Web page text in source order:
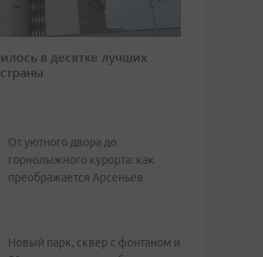
в десятке лучших
От уютного двора до
горнолыжного курорта: как
преображается Арсеньев
Новый парк, сквер с фонтаном и